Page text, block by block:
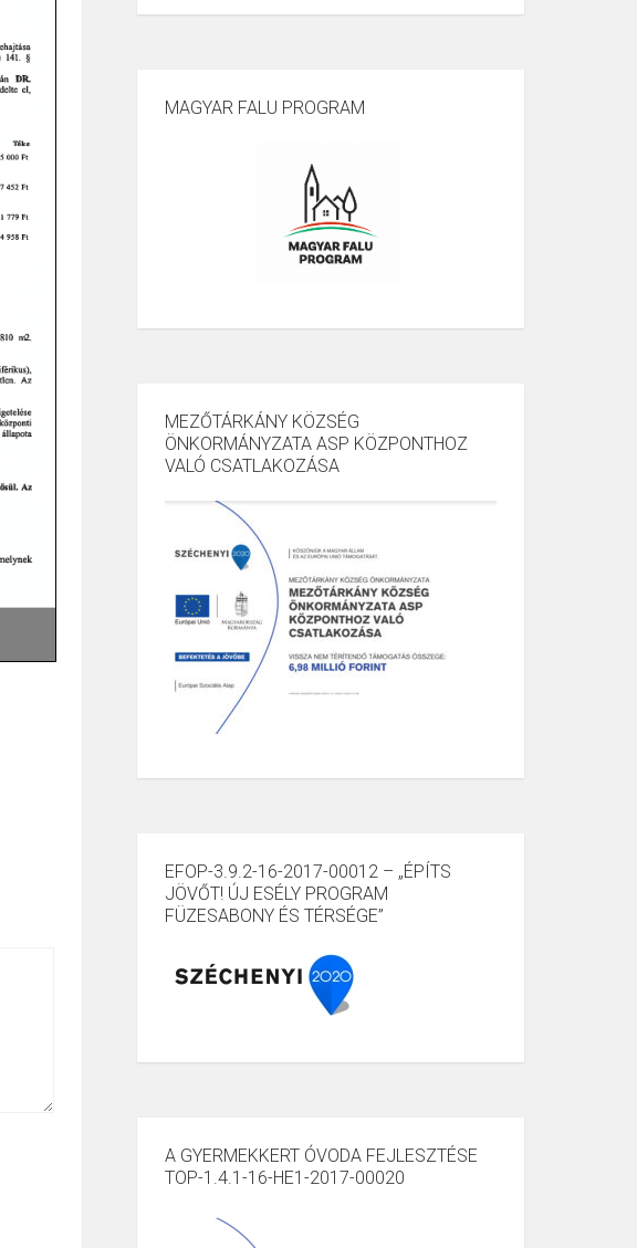
MAGYAR FALU PROGRAM
MEZŐTÁRKÁNY KÖZSÉG
ÖNKORMÁNYZATA ASP KÖZPONTHOZ
VALÓ CSATLAKOZÁSA
EFOP-3.9.2-16-2017-00012 – „ÉPÍTS
JÖVŐT! ÚJ ESÉLY PROGRAM
FÜZESABONY ÉS TÉRSÉGE”
A GYERMEKKERT ÓVODA FEJLESZTÉSE
TOP-1.4.1-16-HE1-2017-00020